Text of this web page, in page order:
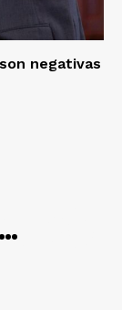
negativas